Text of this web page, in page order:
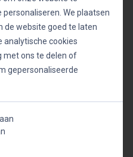
worden
er ruimte is voor
ook aan het
Leiders moeten
kunnen herkennen
We plaatsen
de website goed te laten
analytische cookies
met ons te delen of
gepersonaliseerde